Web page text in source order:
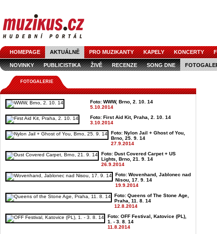
HOMEPAGE AKTUÁLNĚ PRO MUZIKANTY KAPELY KONCERTY
NOVINKY PUBLICISTIKA ŽIVĚ RECENZE SONG DNE
FOTOGALERIE
Foto: WWW, Brno, 2. 10. 14
5.10.2014
Foto: First Aid Kit, Praha, 2. 10. 14
3.10.2014
Foto: Nylon Jail + Ghost of You,
Brno, 25. 9. 14
27.9.2014
Foto: Dust Covered Carpet + US
Lights, Brno, 21. 9. 14
26.9.2014
Foto: Wovenhand, Jablonec nad
Nisou, 17. 9. 14
19.9.2014
Foto: Queens of The Stone Age,
Praha, 11. 8. 14
12.8.2014
Foto: OFF Festival, Katovice (PL),
1. - 3. 8. 14
11.8.2014